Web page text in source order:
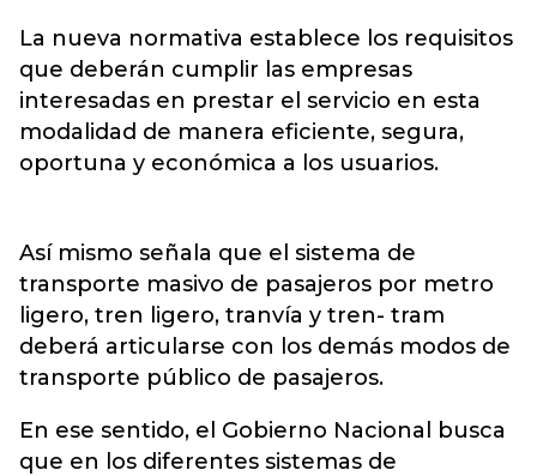
La nueva normativa establece los requisitos
que deberán cumplir las empresas
interesadas en prestar el servicio en esta
modalidad de manera eficiente, segura,
oportuna y económica a los usuarios.
Así mismo señala que el sistema de
transporte masivo de pasajeros por metro
ligero, tren ligero, tranvía y tren- tram
deberá articularse con los demás modos de
transporte público de pasajeros.
En ese sentido, el Gobierno Nacional busca
que en los diferentes sistemas de